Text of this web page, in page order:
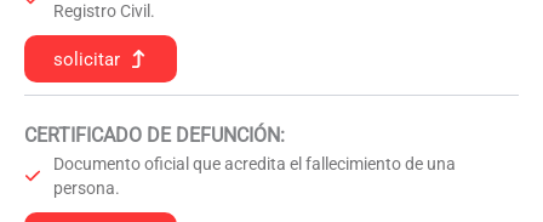
Registro Civil.
solicitar
CERTIFICADO DE DEFUNCIÓN:
Documento oficial que acredita el fallecimiento de una
persona.